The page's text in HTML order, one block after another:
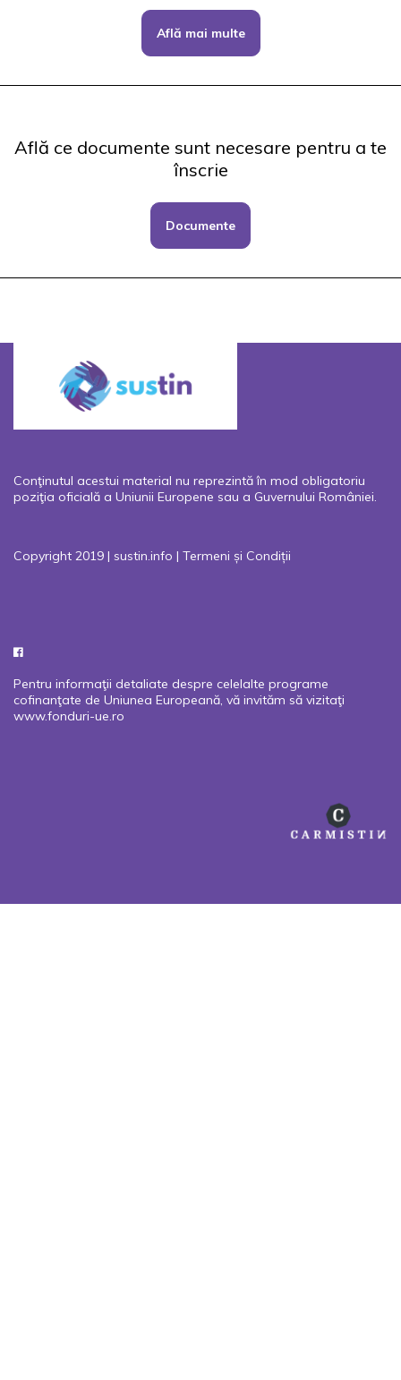
Află mai multe
Află ce documente sunt necesare pentru a te
înscrie
Documente
Conţinutul acestui material nu reprezintă în mod obligatoriu
poziţia oficială a Uniunii Europene sau a Guvernului României.
Copyright 2019 | sustin.info | Termeni și Condiții
Pentru informaţii detaliate despre celelalte programe
cofinanţate de Uniunea Europeană, vă invităm să vizitaţi
www.fonduri-ue.ro